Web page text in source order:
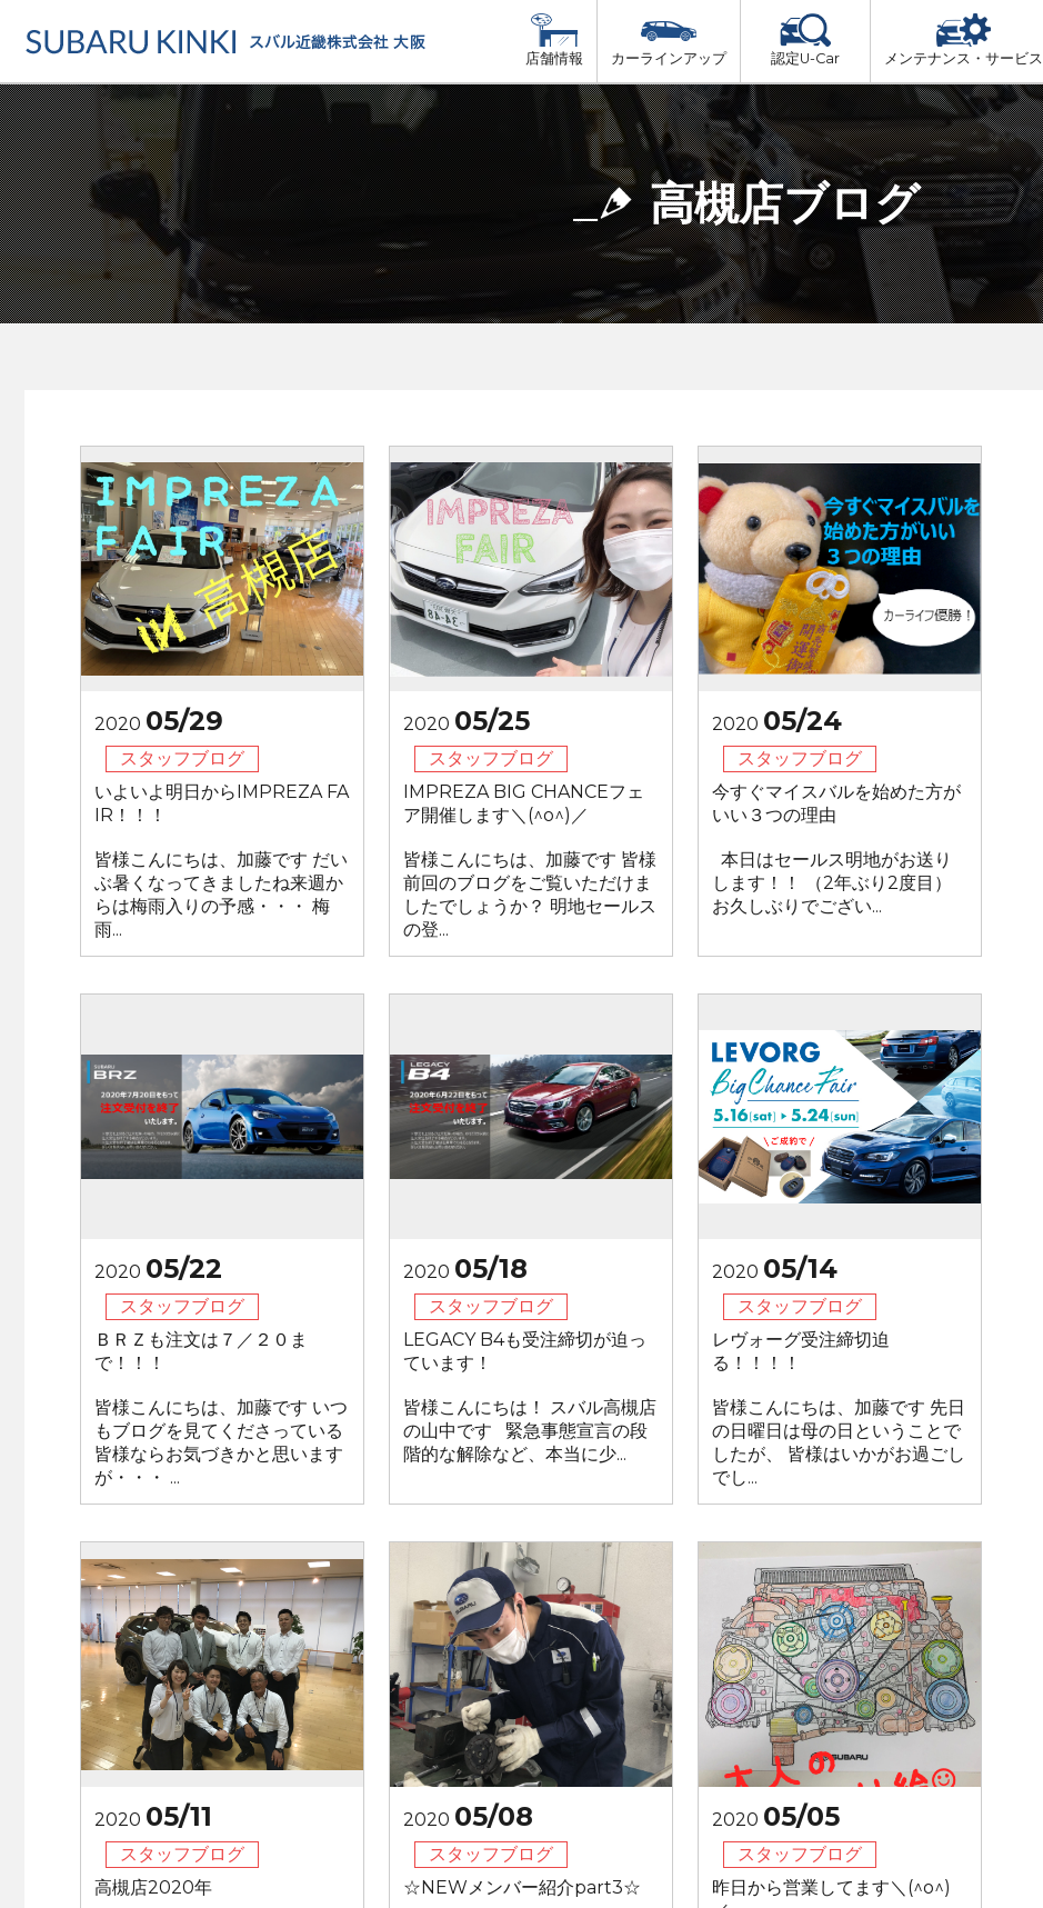
店舗情報
店舗情報 店舗一覧
地域でさがす
地図でさがす
試乗車でさがす
大阪府北部
大阪府市内
大阪府南部
カーラインアップ
カーラインアップ
カーラインアップ一覧
乗用車
軽自動車
認定U-Car メンテナンス・サービス
メンテナンス・サービス
メンテナンス・サービストップ
車検・定期点検をする
カーケアをする
車検（法定24か月点検）
法定 12ヶ月 点検
6ヶ月ごとの セーフティ チェック
車検 3ヶ月前 無料診断
高槻店ブログ
2020 05/29
スタッフブログ
いよいよ明日からIMPREZA FA
IR！！！
皆様こんにちは、加藤です だい
ぶ暑くなってきましたね来週か
らは梅雨入りの予感・・・ 梅
雨...
2020 05/25
スタッフブログ
IMPREZA BIG CHANCEフェ
ア開催します＼(^o^)／
皆様こんにちは、加藤です 皆様
前回のブログをご覧いただけま
したでしょうか？ 明地セールス
の登...
2020 05/24
スタッフブログ
今すぐマイスバルを始めた方が
いい３つの理由
本日はセールス明地がお送り
します！！ （2年ぶり2度目）
お久しぶりでござい...
2020 05/22
スタッフブログ
ＢＲＺも注文は７／２０ま
で！！！
皆様こんにちは、加藤です いつ
もブログを見てくださっている
皆様ならお気づきかと思います
が・・・ ...
2020 05/18
スタッフブログ
LEGACY B4も受注締切が迫っ
ています！
皆様こんにちは！ スバル高槻店
の山中です 緊急事態宣言の段
階的な解除など、本当に少...
2020 05/14
スタッフブログ
レヴォーグ受注締切迫
る！！！！
皆様こんにちは、加藤です 先日
の日曜日は母の日ということで
したが、 皆様はいかがお過ごし
でし...
2020 05/11
スタッフブログ
高槻店2020年
2020 05/08
スタッフブログ
☆NEWメンバー紹介part3☆
2020 05/05
スタッフブログ
昨日から営業してます＼(^o^)